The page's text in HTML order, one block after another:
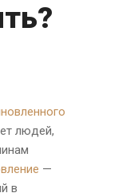
людей,
—
в